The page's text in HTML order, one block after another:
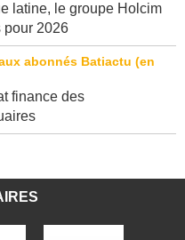
latine, le groupe Holcim
pour 2026
finance des